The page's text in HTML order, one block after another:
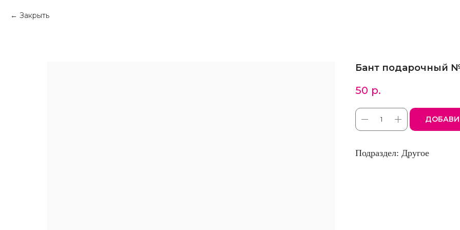
Закрыть
Бант подарочный
50 р.
Подраздел: Другое